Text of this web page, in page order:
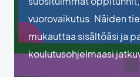
vuorovaikutus. Näiden
mukauttaa sisältöäsi ja
koulutusohjelmaasi